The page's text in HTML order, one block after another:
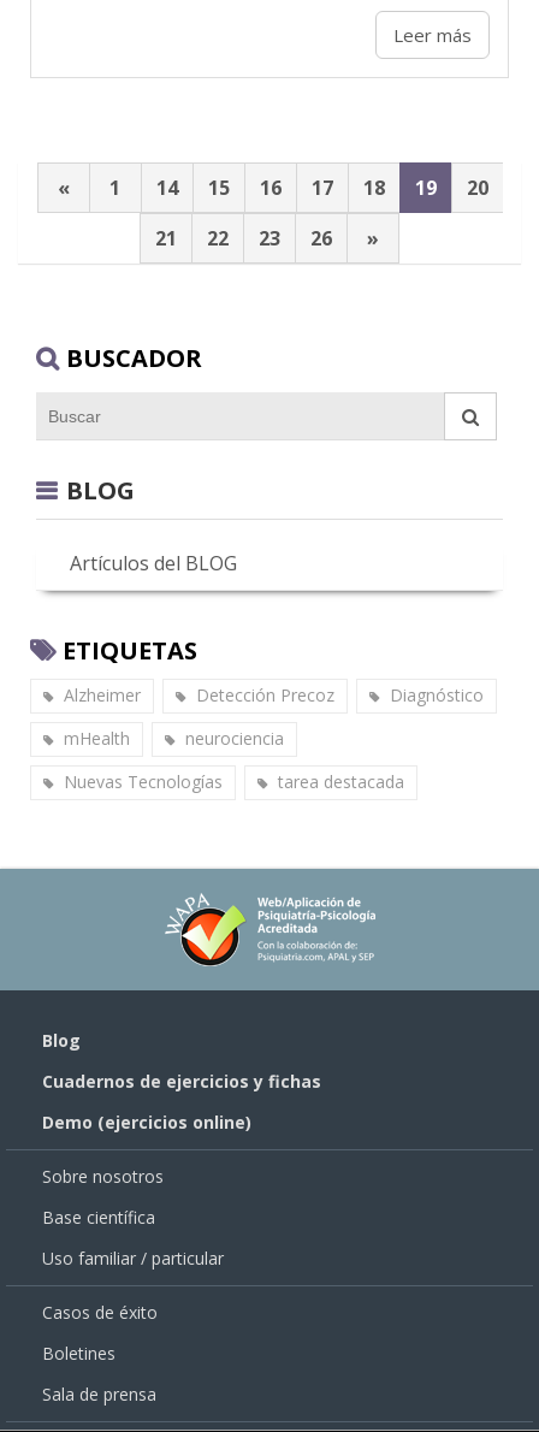
Leer más
« 1 14 15 16 17 18 19
20
21
22 23 26 »
BUSCADOR
BLOG
Artículos del BLOG
ETIQUETAS
Alzheimer Detección Precoz
Diagnóstico
mHealth
neurociencia
Nuevas Tecnologías
tarea destacada
Blog
Cuadernos de ejercicios y fichas
Demo (ejercicios online)
Sobre nosotros
Base científica
Uso familiar / particular
Casos de éxito
Boletines
Sala de prensa